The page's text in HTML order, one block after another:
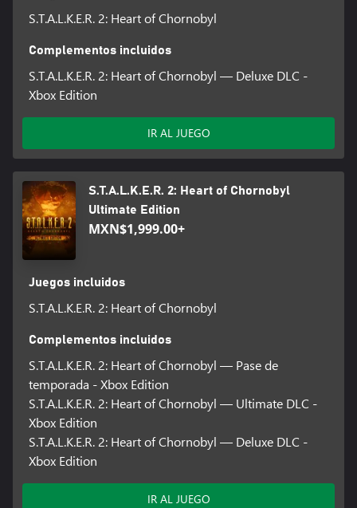
S.T.A.L.K.E.R. 2: Heart of Chornobyl
Complementos incluidos
S.T.A.L.K.E.R. 2: Heart of Chornobyl — Deluxe DLC -
Xbox Edition
IR AL JUEGO
S.T.A.L.K.E.R. 2: Heart of Chornobyl
Ultimate Edition
MXN$1,999.00+
Juegos incluidos
S.T.A.L.K.E.R. 2: Heart of Chornobyl
Complementos incluidos
S.T.A.L.K.E.R. 2: Heart of Chornobyl — Pase de
temporada - Xbox Edition
S.T.A.L.K.E.R. 2: Heart of Chornobyl — Ultimate DLC -
Xbox Edition
S.T.A.L.K.E.R. 2: Heart of Chornobyl — Deluxe DLC -
Xbox Edition
IR AL JUEGO